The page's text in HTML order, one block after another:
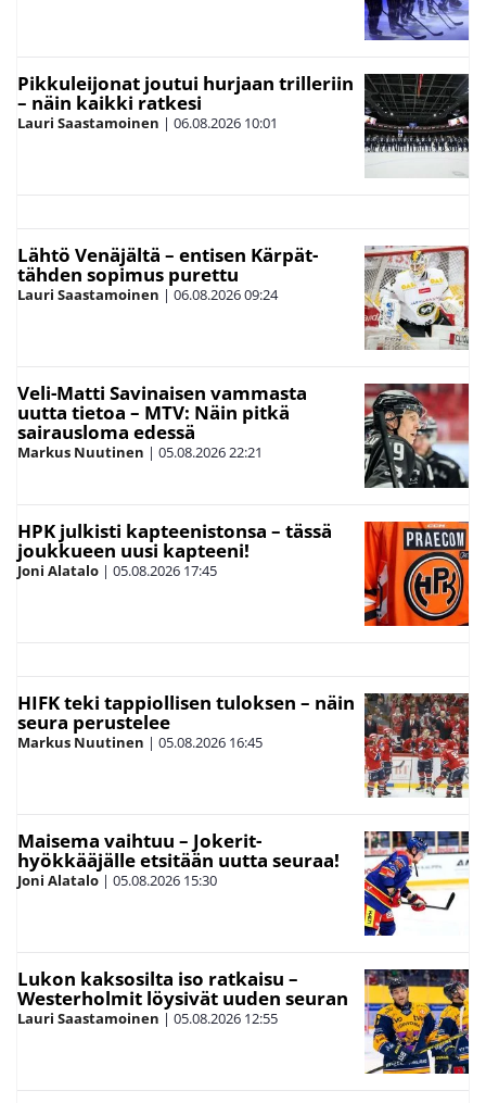
Pikkuleijonat joutui hurjaan trilleriin
– näin kaikki ratkesi
Lauri Saastamoinen | 06.08.2026 10:01
Lähtö Venäjältä – entisen Kärpät-
tähden sopimus purettu
Lauri Saastamoinen | 06.08.202609:24
Veli-Matti Savinaisen vammasta
uutta tietoa – MTV: Näin pitkä
sairausloma edessä
Markus Nuutinen | 05.08.202622:21
HPK julkisti kapteenistonsa – tässä
joukkueen uusi kapteeni!
Joni Alatalo | 05.08.2026 17:45
HIFK teki tappiollisen tuloksen – näin
seura perustelee
Markus Nuutinen | 05.08.2026 16:45
Maisema vaihtuu – Jokerit-
hyökkääjälle etsitään uutta seuraa!
Joni Alatalo | 05.08.2026 15:30
Lukon kaksosilta iso ratkaisu –
Westerholmit löysivät uuden seuran
Lauri Saastamoinen | 05.08.2026 12:55